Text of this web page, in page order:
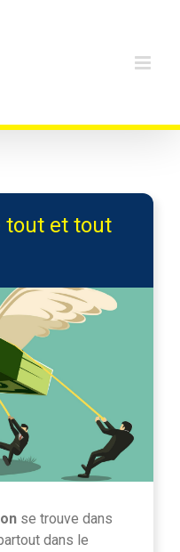
tout et tout
se trouve dans
dans le